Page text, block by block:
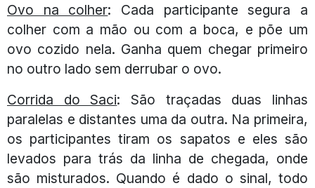
Ovo na colher: Cada participante segura a
colher com a mão ou com a boca, e põe um
ovo cozido nela. Ganha quem chegar primeiro
no outro lado sem derrubar o ovo.
Corrida do Saci: São traçadas duas linhas
paralelas e distantes uma da outra. Na primeira,
os participantes tiram os sapatos e eles são
levados para trás da linha de chegada, onde
são misturados. Quando é dado o sinal, todo